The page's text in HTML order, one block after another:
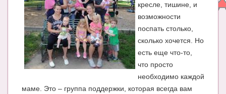
МОДА И КРАСОТА
КОНКУРСЫ
СООБЩЕСТВА
БЛОГИ
БЕРЕМЕННОСТЬ
кресле, тишине, и
возможности
поспать столько,
сколько хочется. Но
есть еще что-то,
что просто
необходимо каждой
маме. Это – группа поддержки, которая всегда вам